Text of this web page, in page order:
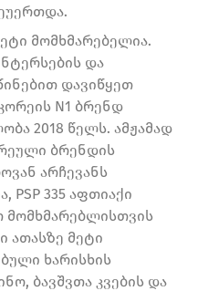
მომხმარებელია.
და
დავიწყეთ
N1 ბრენდ
2018 წელს. ამჟამად
ბრენდის
არჩევანს
PSP 335 აფთიაქი
მომხმარებლისთვის
ათასზე მეტი
ხარისხის
ბავშვთა კვების და